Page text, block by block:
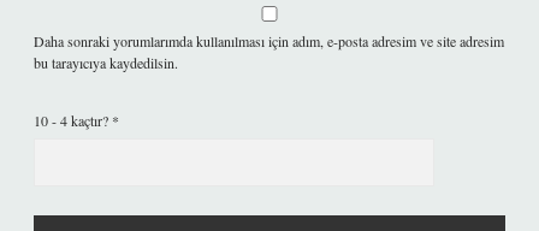
Daha sonraki yorumlarımda kullanılması için adım, e-posta adresim ve site adresim
bu tarayıcıya kaydedilsin.
10 - 4 kaçtır? *